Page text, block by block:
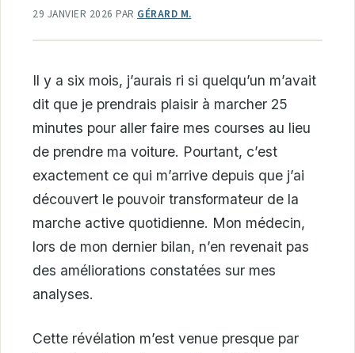
29 JANVIER 2026 PAR GÉRARD M.
Il y a six mois, j’aurais ri si quelqu’un m’avait
dit que je prendrais plaisir à marcher 25
minutes pour aller faire mes courses au lieu
de prendre ma voiture. Pourtant, c’est
exactement ce qui m’arrive depuis que j’ai
découvert le pouvoir transformateur de la
marche active quotidienne. Mon médecin,
lors de mon dernier bilan, n’en revenait pas
des améliorations constatées sur mes
analyses.
Cette révélation m’est venue presque par